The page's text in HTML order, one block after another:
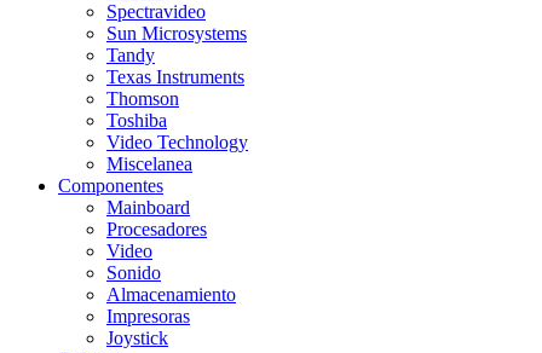
Spectravideo
Sun Microsystems
Tandy
Texas Instruments
Thomson
Toshiba
Video Technology
Miscelanea
Componentes
Mainboard
Procesadores
Video
Sonido
Almacenamiento
Impresoras
Joystick